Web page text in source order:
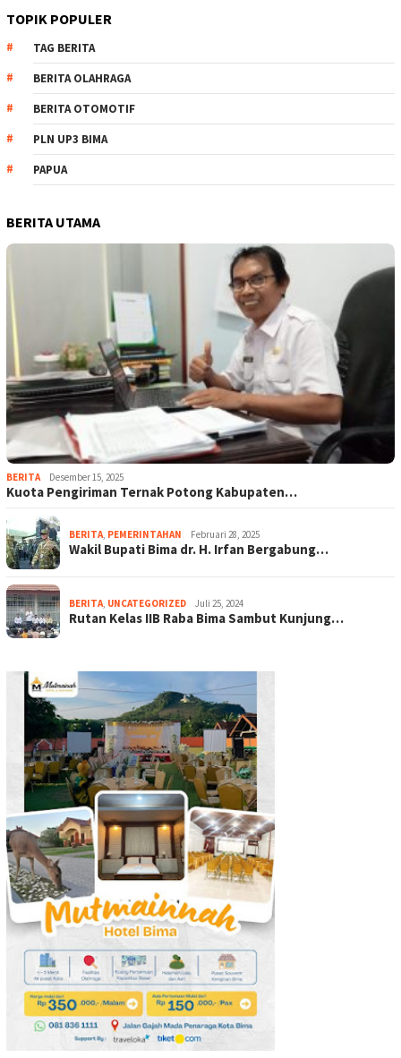
TOPIK POPULER
TAG BERITA
BERITA OLAHRAGA
BERITA OTOMOTIF
PLN UP3 BIMA
PAPUA
BERITA UTAMA
BERITA Desember 15, 2025
Kuota Pengiriman Ternak Potong Kabupaten…
BERITA PEMERINTAHAN Februari 28, 2025
Wakil Bupati Bima dr. H. Irfan Bergabung…
BERITA UNCATEGORIZED Juli 25, 2024
Rutan Kelas IIB Raba Bima Sambut Kunjung…